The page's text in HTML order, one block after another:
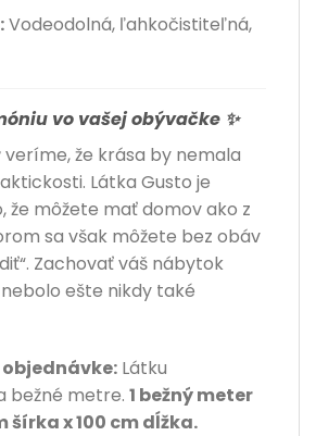
Vodeodolná, ľahkočistiteľná,
vo vašej obývačke ✨
veríme, že krása by nemala
Látka Gusto je
že môžete mať domov ako z
sa však môžete bez obáv
Zachovať váš nábytok
ešte nikdy také
Látku
bežné metre. 1 bežný meter
šírka x 100 cm dĺžka.